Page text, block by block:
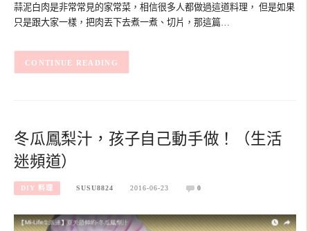
蒜泥白肉是非常常見的家常菜，相信很多人都做過這道料理， 但是如果
只是跟大家一樣，把肉丟下去煮一煮、切片，那這篇…
CONTINUE READING
冬瓜鳳梨汁，孩子自己動手做！（生活
迷頻道）
DIY 料理 SUSU8824 2016-06-23 0